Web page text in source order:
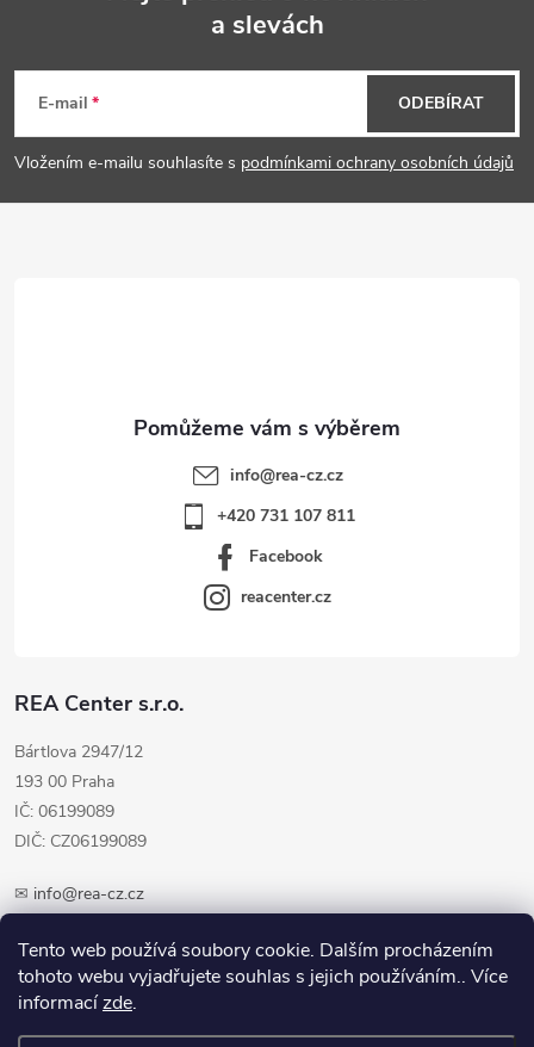
Tento web používá soubory cookie. Dalším procházením
tohoto webu vyjadřujete souhlas s jejich používáním.. Více
informacízde.
k
y
v
p
a
a slevách
E-mail
Vložením e-mailu souhlasíte s podmínkami ochrany osobních údajů
ODEBÍRAT
REA Center s.r.o.
Bártlova 2947/12
193 00 Praha
IČ: 06199089
DIČ: CZ06199089
✉ info@rea-cz.cz
info@rea-cz.cz
+420 731 107 811
Facebook
reacenter.cz